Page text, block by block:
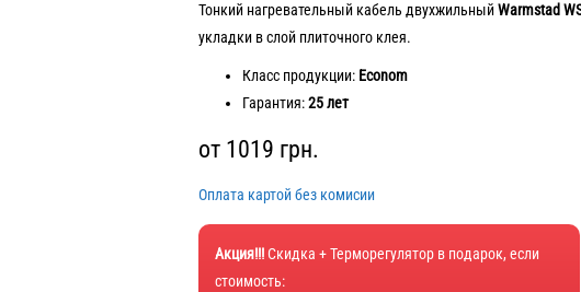
Тонкий нагревательный кабель двухжильныйWarmstad
укладки в слой плиточного клея.
Класс продукции: Econom
Гарантия:25 лет
от 1019 грн.
Оплата картой без комисии
Акция!!!Скидка + Терморегулятор в подарок, если
стоимость: